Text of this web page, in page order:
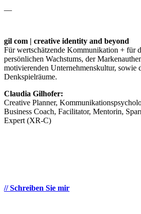
gil com | creative identity and beyond
Für wertschätzende Kommunikation + für
persönlichen Wachstums, der
motivierenden Unternehmenskultur, sowie
Denkspielräume.
Claudia Gilhofer:
Creative Planner,
Business Coach, Facilitator, Mentorin,
Expert (XR-C)
// Schreiben Sie mir